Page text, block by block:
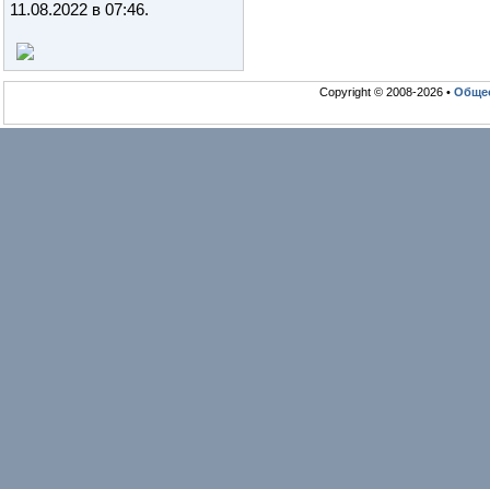
11.08.2022 в 07:46.
Copyright © 2008-2026 •